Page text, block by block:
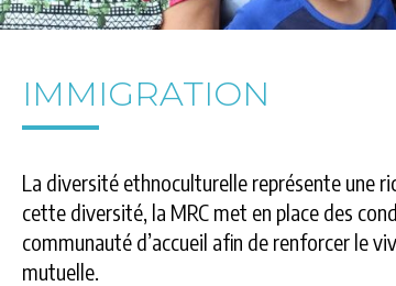
IMMIGRATION
La diversité ethnoculturelle représente une
cette diversité, la MRC met en place des
communauté d’accueil afin de renforcer le
mutuelle.